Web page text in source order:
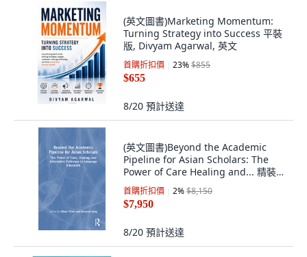
(英文圖書)Marketing Momentum:
Turning Strategy into Success 平裝
版, Divyam Agarwal, 英文
首購折扣價 23%$855
$655
8/20 預計送達
(英文圖書)Beyond the Academic
Pipeline for Asian Scholars: The
Power of Care Healing and... 精裝
版, Routledge, 英文
首購折扣價 2%$8,150
$7,950
8/20 預計送達